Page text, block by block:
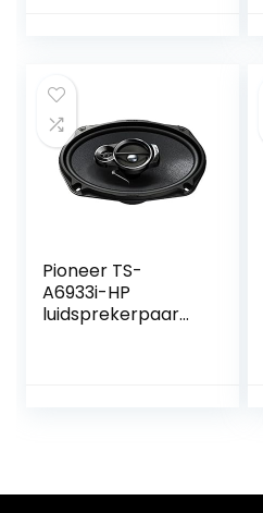
Pioneer TS-
A6933i-HP
luidsprekerpaar